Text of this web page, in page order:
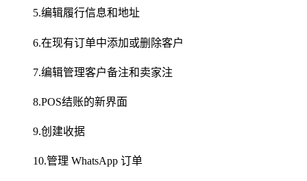
5.编辑履行信息和地址
6.在现有订单中添加或删除客户
7.编辑管理客户备注和卖家注
8.POS结账的新界面
9.创建收据
10.管理 WhatsApp 订单